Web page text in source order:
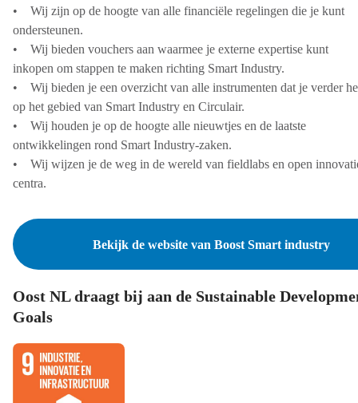
• Wij zijn op de hoogte van alle financiële regelingen die je kunt
ondersteunen.
• Wij bieden vouchers aan waarmee je externe expertise kunt
inkopen om stappen te maken richting Smart Industry.
• Wij bieden je een overzicht van alle instrumenten dat je verder
op het gebied van Smart Industry en Circulair.
• Wij houden je op de hoogte alle nieuwtjes en de laatste
ontwikkelingen rond Smart Industry-zaken.
• Wij wijzen je de weg in de wereld van fieldlabs en open
centra.
Bekijk de website van Boost Smart industry
Oost NL draagt bij aan de Sustainable
Goals